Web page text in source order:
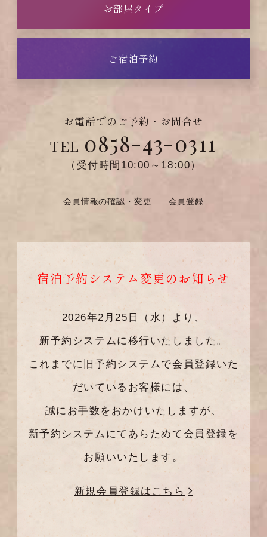
お部屋タイプ
ご宿泊予約
お電話でのご予約・お問合せ
TEL 0858-43-0311
（受付時間10:00～18:00）
会員情報の確認・変更 会員登録
宿泊予約システム変更のお知らせ
2026年2月25日（水）より、
新予約システムに移行いたしました。
これまでに旧予約システムで会員登録いた
だいているお客様には、
誠にお手数をおかけいたしますが、
新予約システムにてあらためて会員登録を
お願いいたします。
新規会員登録はこちら